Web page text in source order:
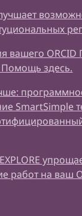
вашего ORCID
Помощь здесь.
SmartSimple
работ на ваш